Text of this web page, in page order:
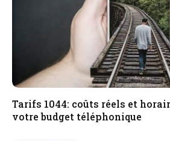
Tarifs 1044: coûts réels et
votre budget téléphonique